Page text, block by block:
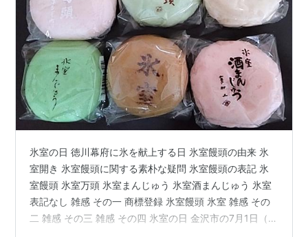
氷室の日 徳川幕府に氷を献上する日 氷室饅頭の由来 氷
室開き 氷室饅頭に関する素朴な疑問 氷室饅頭の表記 氷
室饅頭 氷室万頭 氷室まんじゅう 氷室酒まんじゅう 氷室
表記なし 雑感 その一 商標登録 氷室饅頭 氷室 雑感 その
二 雑感 その三 雑感 その四 氷室の日 金沢市の7月1日（旧